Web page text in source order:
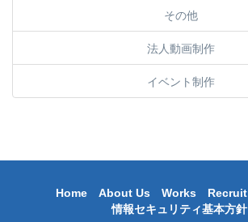
その他
法人動画制作
イベント制作
Home About Us Works Recruit
情報セキュリティ基本方針